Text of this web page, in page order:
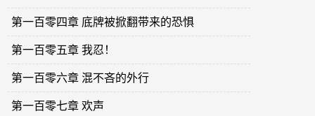
第一百零四章 底牌被掀翻带来的恐惧
第一百零五章 我忍！
第一百零六章 混不吝的外行
第一百零七章 欢声